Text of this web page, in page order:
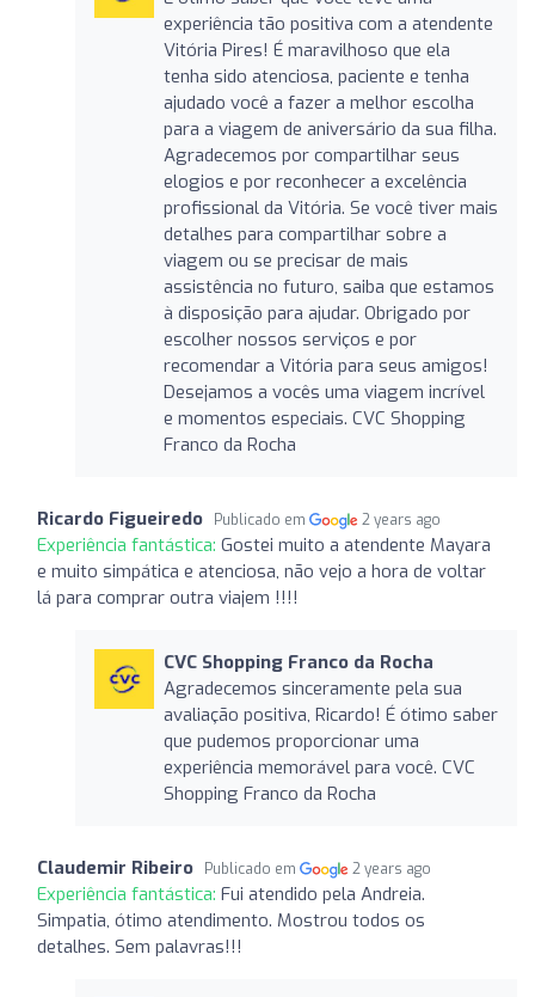
experiência tão positiva com a atendente
Vitória Pires! É maravilhoso que ela
tenha sido atenciosa, paciente e tenha
ajudado você a fazer a melhor escolha
para a viagem de aniversário da sua filha.
Agradecemos por compartilhar seus
elogios e por reconhecer a excelência
profissional da Vitória. Se você tiver mais
detalhes para compartilhar sobre a
viagem ou se precisar de mais
assistência no futuro, saiba que estamos
à disposição para ajudar. Obrigado por
escolher nossos serviços e por
recomendar a Vitória para seus amigos!
Desejamos a vocês uma viagem incrível
e momentos especiais. CVC Shopping
Franco da Rocha
Ricardo Figueiredo Publicado em 2 years ago
Experiência fantástica: Gostei muito a atendente Mayara
e muito simpática e atenciosa, não vejo a hora de voltar
lá para comprar outra viajem !!!!
CVC Shopping Franco da Rocha
Agradecemos sinceramente pela sua
avaliação positiva, Ricardo! É ótimo saber
que pudemos proporcionar uma
experiência memorável para você. CVC
Shopping Franco da Rocha
Claudemir Ribeiro Publicado em 2 years ago
Experiência fantástica: Fui atendido pela Andreia.
Simpatia, ótimo atendimento. Mostrou todos os
detalhes. Sem palavras!!!